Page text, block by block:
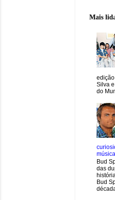
Mais
Silva
do
Bud
das
Bud